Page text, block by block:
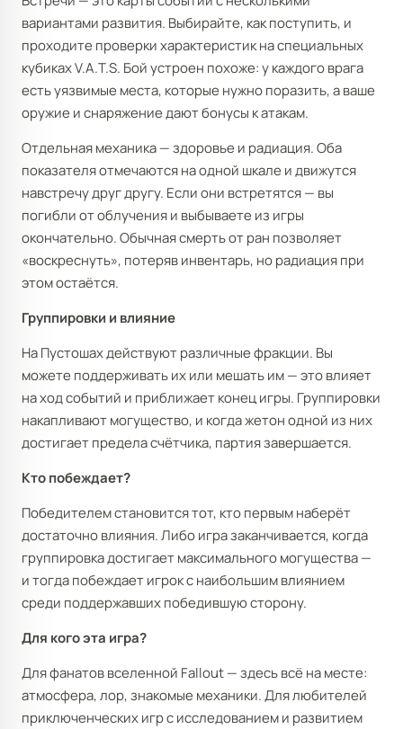
вариантами развития. Выбирайте, как поступить, и
проходите проверки характеристик на специальных
кубиках V.A.T.S. Бой устроен похоже: у каждого врага
есть уязвимые места, которые нужно поразить, а ваше
оружие и снаряжение дают бонусы к атакам.
Отдельная механика — здоровье и радиация. Оба
показателя отмечаются на одной шкале и движутся
навстречу друг другу. Если они встретятся — вы
погибли от облучения и выбываете из игры
окончательно. Обычная смерть от ран позволяет
«воскреснуть», потеряв инвентарь, но радиация при
этом остаётся.
Группировки и влияние
На Пустошах действуют различные фракции. Вы
можете поддерживать их или мешать им — это влияет
на ход событий и приближает конец игры. Группировки
накапливают могущество, и когда жетон одной из них
достигает предела счётчика, партия завершается.
Кто побеждает?
Победителем становится тот, кто первым наберёт
достаточно влияния. Либо игра заканчивается, когда
группировка достигает максимального могущества —
и тогда побеждает игрок с наибольшим влиянием
среди поддержавших победившую сторону.
Для кого эта игра?
Для фанатов вселенной Fallout — здесь всё на месте:
атмосфера, лор, знакомые механики. Для любителей
приключенческих игр с исследованием и развитием